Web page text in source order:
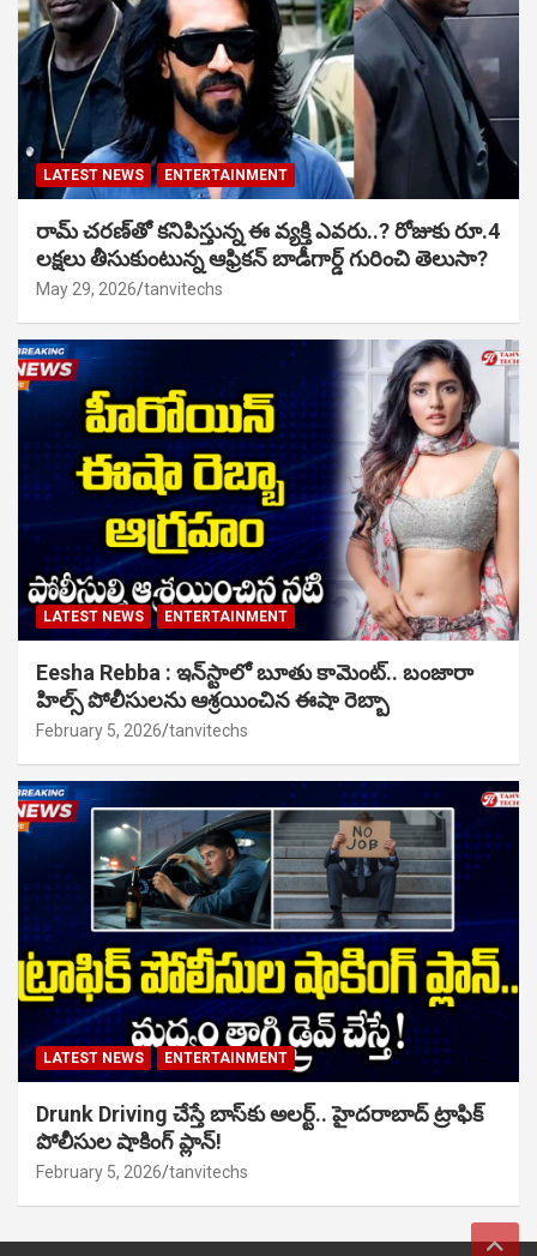
LATEST NEWS ENTERTAINMENT
రామ్ చరణ్‌తో కనిపిస్తున్న ఈ వ్యక్తి ఎవరు..? రోజుకు రూ.4
లక్షలు తీసుకుంటున్న ఆఫ్రికన్ బాడీగార్డ్ గురించి తెలుసా?
May 29, 2026 tanvitechs
LATEST NEWS ENTERTAINMENT
Eesha Rebba : ఇన్‌స్టాలో బూతు కామెంట్.. బంజారా
హిల్స్ పోలీసులను ఆశ్రయించిన ఈషా రెబ్బా
February 5, 2026 tanvitechs
LATEST NEWS ENTERTAINMENT
Drunk Driving చేస్తే బాస్‌కు అలర్ట్.. హైదరాబాద్ ట్రాఫిక్
పోలీసుల షాకింగ్ ప్లాన్!
February 5, 2026 tanvitechs